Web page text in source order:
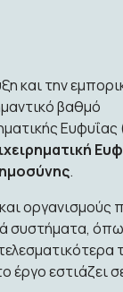
και την
βαθμό
Ευφυΐας
.
οργανισμούς
συστήματα,
έργο εστιάζει